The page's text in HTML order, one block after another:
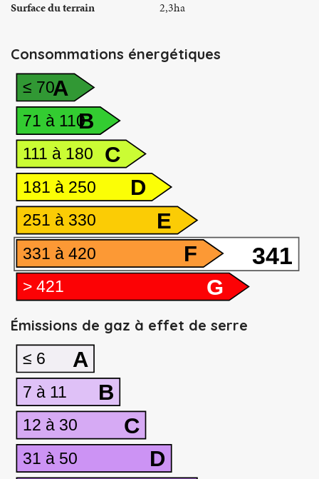
Surface du terrain 2,3ha
Consommations énergétiques
A
≤ 70
B
71 à 110
C
111 à 180
D
181 à 250
E
251 à 330
341
F
331 à 420
G
> 421
Émissions de gaz à effet de serre
A
≤ 6
B
7 à 11
C
12 à 30
D
31 à 50